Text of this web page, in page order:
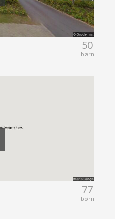
50
børn
77
børn